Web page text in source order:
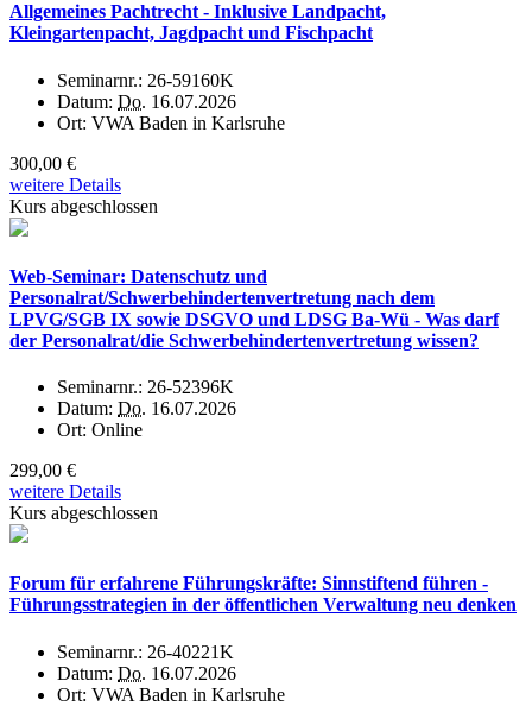
Allgemeines Pachtrecht - Inklusive Landpacht,
Kleingartenpacht, Jagdpacht und Fischpacht
Seminarnr.: 26-59160K
Datum: Do. 16.07.2026
Ort: VWA Baden in Karlsruhe
300,00 €
weitere Details
Kurs abgeschlossen
Web-Seminar: Datenschutz und
Personalrat/Schwerbehindertenvertretung nach dem
LPVG/SGB IX sowie DSGVO und LDSG Ba-Wü - Was darf
der Personalrat/die Schwerbehindertenvertretung wissen?
Seminarnr.: 26-52396K
Datum: Do. 16.07.2026
Ort: Online
299,00 €
weitere Details
Kurs abgeschlossen
Forum für erfahrene Führungskräfte: Sinnstiftend führen -
Führungsstrategien in der öffentlichen Verwaltung neu denken
Seminarnr.: 26-40221K
Datum: Do. 16.07.2026
Ort: VWA Baden in Karlsruhe